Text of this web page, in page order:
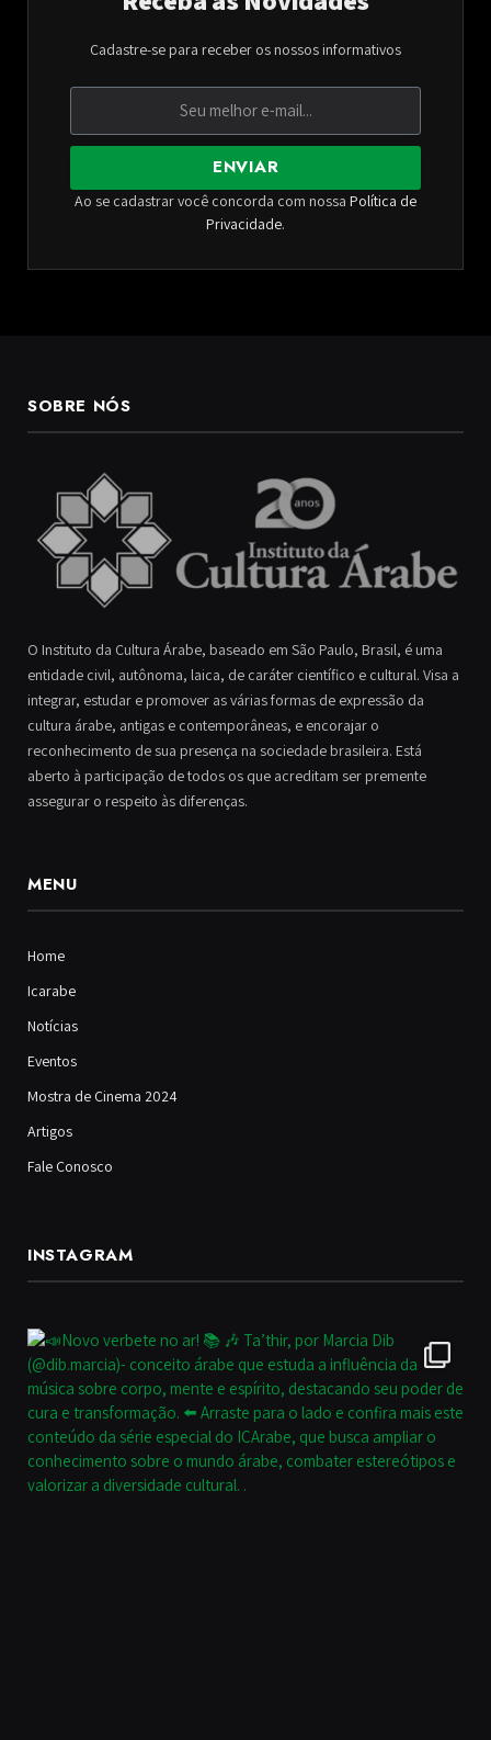
Cadastre-se para receber os nossos informativos
ENVIAR
Ao se cadastrar você concorda com nossa Política de
Privacidade.
SOBRE NÓS
O Instituto da Cultura Árabe, baseado em São Paulo, Brasil, é uma
entidade civil, autônoma, laica, de caráter científico e cultural. Visa a
integrar, estudar e promover as várias formas de expressão da
cultura árabe, antigas e contemporâneas, e encorajar o
reconhecimento de sua presença na sociedade brasileira. Está
aberto à participação de todos os que acreditam ser premente
assegurar o respeito às diferenças.
MENU
Home
Icarabe
Notícias
Eventos
Mostra de Cinema 2024
Artigos
Fale Conosco
INSTAGRAM